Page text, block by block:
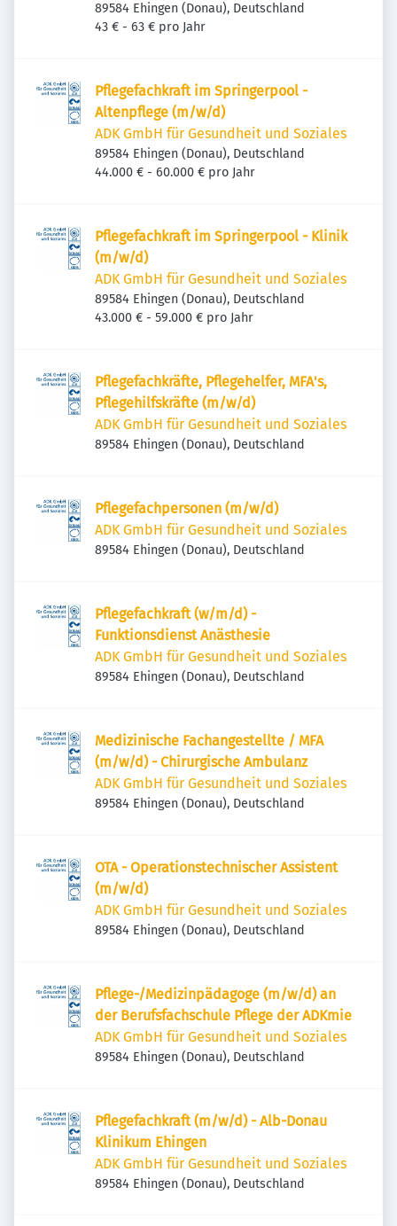
89584 Ehingen (Donau), Deutschland
43 € - 63 € pro Jahr
Pflegefachkraft im Springerpool -
Altenpflege (m/w/d)
ADK GmbH für Gesundheit und Soziales
89584 Ehingen (Donau), Deutschland
44.000 € - 60.000 € pro Jahr
Pflegefachkraft im Springerpool - Klinik
(m/w/d)
ADK GmbH für Gesundheit und Soziales
89584 Ehingen (Donau), Deutschland
43.000 € - 59.000 € pro Jahr
Pflegefachkräfte, Pflegehelfer, MFA's,
Pflegehilfskräfte (m/w/d)
ADK GmbH für Gesundheit und Soziales
89584 Ehingen (Donau), Deutschland
Pflegefachpersonen (m/w/d)
ADK GmbH für Gesundheit und Soziales
89584 Ehingen (Donau), Deutschland
Pflegefachkraft (w/m/d) -
Funktionsdienst Anästhesie
ADK GmbH für Gesundheit und Soziales
89584 Ehingen (Donau), Deutschland
Medizinische Fachangestellte / MFA
(m/w/d) - Chirurgische Ambulanz
ADK GmbH für Gesundheit und Soziales
89584 Ehingen (Donau), Deutschland
OTA - Operationstechnischer Assistent
(m/w/d)
ADK GmbH für Gesundheit und Soziales
89584 Ehingen (Donau), Deutschland
Pflege-/Medizinpädagoge (m/w/d) an
der Berufsfachschule Pflege der ADKmie
ADK GmbH für Gesundheit und Soziales
89584 Ehingen (Donau), Deutschland
Pflegefachkraft (m/w/d) - Alb-Donau
Klinikum Ehingen
ADK GmbH für Gesundheit und Soziales
89584 Ehingen (Donau), Deutschland